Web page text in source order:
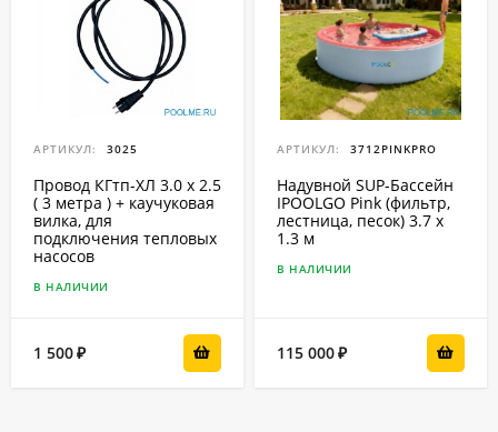
АРТИКУЛ: 3025
Провод КГтп-ХЛ 3.0 x 2.5
( 3 метра ) + каучуковая
вилка, для
подключения тепловых
насосов
В НАЛИЧИИ
1 500₽
АРТИКУЛ: 3712PINKPRO
Надувной SUP-Бассейн
IPOOLGO Pink (фильтр,
лестница, песок) 3.7 x
1.3 м
В НАЛИЧИИ
115 000₽